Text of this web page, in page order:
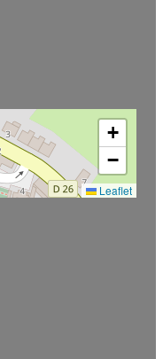
+
−
Leaflet